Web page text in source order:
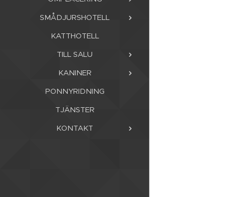
SMÅDJURSHOTELL
KATTHOTELL
TILL SALU
KANINER
PONNYRIDNING
TJÄNSTER
KONTAKT